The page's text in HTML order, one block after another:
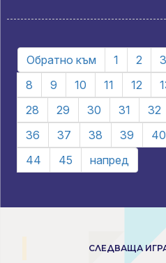
Обратно към 1 2 3
8
9 10 11 12
28
29 30 31 32
36
37 38 39 40
44
45 напред
СЛЕДВАЩА